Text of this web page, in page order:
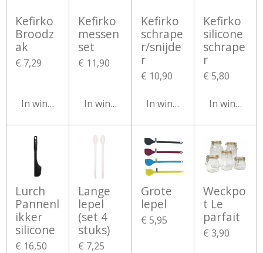
Kefirko
Broodz
ak
€ 7,29
In winkelwagen
Kefirko
messen
set
€ 11,90
In winkelwagen
Kefirko
schrape
r/snijde
r
€ 10,90
In winkelwagen
Kefirko
silicone
schrape
r
€ 5,80
In
Lurch
Pannenl
ikker
silicone
€ 16,50
Lange
lepel
(set 4
stuks)
€ 7,25
Grote
lepel
€ 5,95
Weckpo
t Le
parfait
€ 3,90